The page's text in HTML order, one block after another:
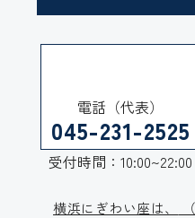
電話（代表）
045-231-2525
受付時間：10:00~22:00
横浜にぎわい座は、